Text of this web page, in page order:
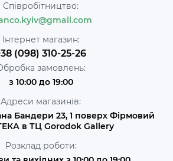
Співробітництво:
Інтернет магазин:
(098) 310-25-26
замовлень:
з 10:00 до 19:00
Адреси магазинів:
Бандери 23, 1 поверх Фірмовий
в ТЦ Gorodok Gallery
Розклад роботи: